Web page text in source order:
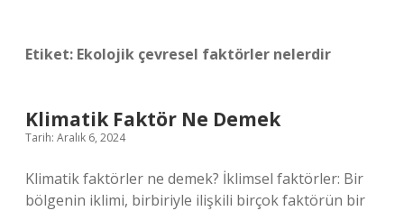
Etiket: Ekolojik çevresel faktörler nelerdir
Klimatik Faktör Ne Demek
Tarih: Aralık 6, 2024
Klimatik faktörler ne demek? İklimsel faktörler: Bir
bölgenin iklimi, birbiriyle ilişkili birçok faktörün bir